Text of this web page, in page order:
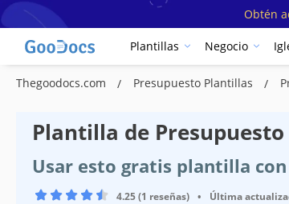
Obtén
Plantillas Negocio
Thegoodocs.com Presupuesto Plantillas
Plantilla de
Usar esto gratis plantilla
4.25 (1 reseñas) • Última